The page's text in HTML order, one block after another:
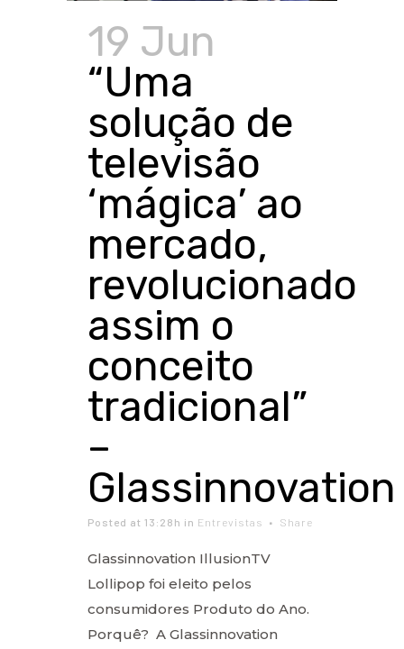
19 Jun
“Uma
solução de
televisão
‘mágica’ ao
mercado,
revolucionado
assim o
conceito
tradicional”
–
Glassinnovation
Posted at 13:28h in Entrevistas Share
Glassinnovation IllusionTV
Lollipop foi eleito pelos
consumidores Produto do Ano.
Porquê? A Glassinnovation